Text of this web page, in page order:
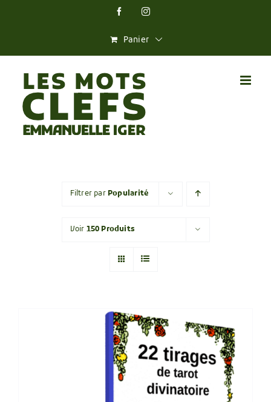
FacebookInstagram
Panier
Filtrer par Popularité
Voir 150 Produits